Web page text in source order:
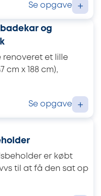
Se opgave +
og
renoveret et lille
cm x 188 cm),
Se opgave +
er købt
til at få den sat op